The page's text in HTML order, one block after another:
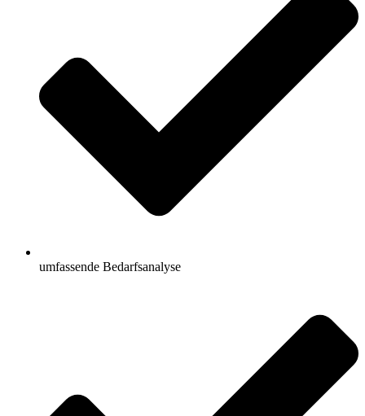
umfassende Bedarfsanalyse